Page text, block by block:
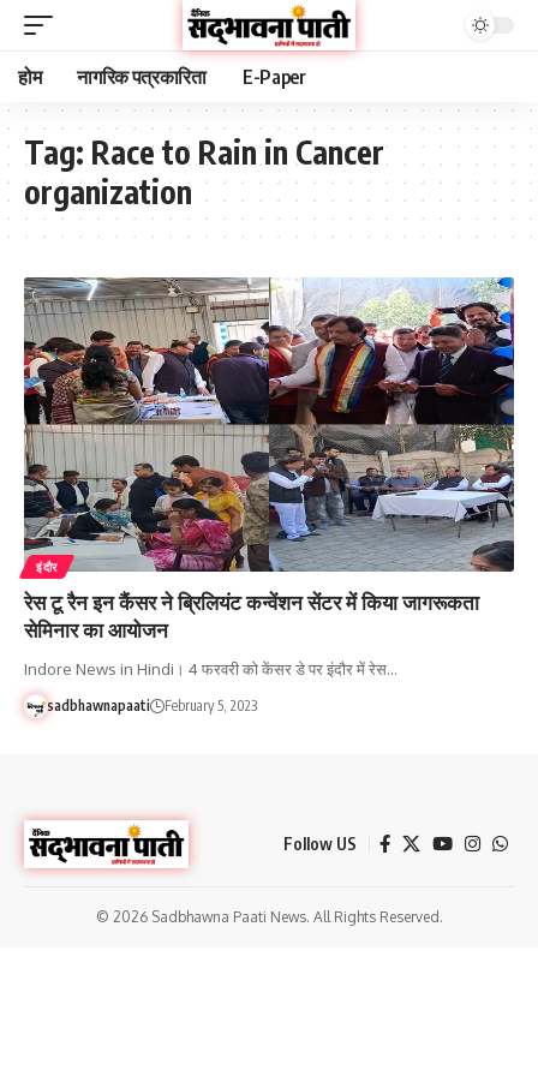
होम नागरिक पत्रकारिता E-Paper
Tag: Race to Rain in Cancer
organization
इंदौर
रेस टू रैन इन कैंसर ने ब्रिलियंट कन्वेंशन सेंटर में किया जागरूकता
सेमिनार का आयोजन
Indore News in Hindi। 4 फरवरी को केंसर डे पर इंदौर में रेस…
sadbhawnapaati February 5, 2023
Follow US
© 2026 Sadbhawna Paati News. All Rights Reserved.